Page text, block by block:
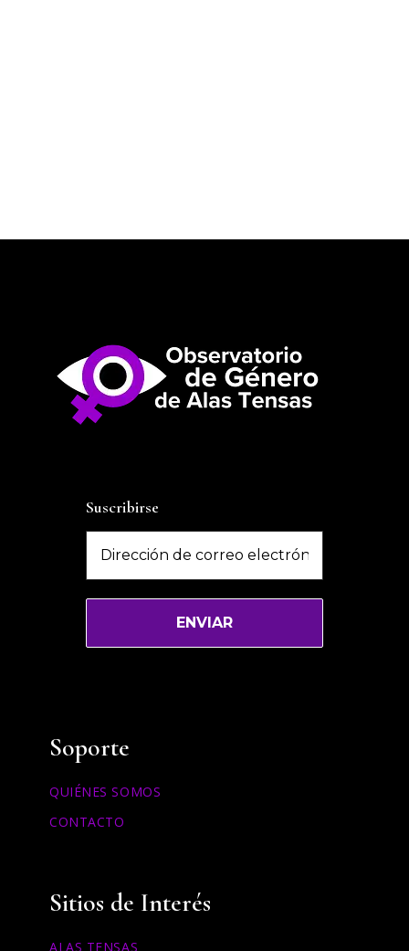
Suscribirse
Soporte
QUIÉNES SOMOS
CONTACTO
Sitios de Interés
ALAS TENSAS